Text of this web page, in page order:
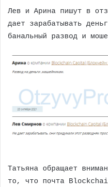
Лев и Арина пишут в
дает зарабатывать
банальный развод и
Татьяна обращает
то, что почта